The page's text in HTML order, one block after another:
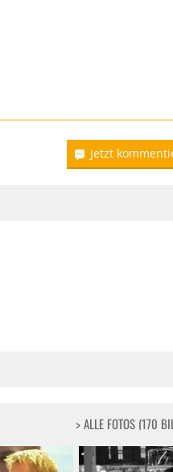
Jetzt
> ALLE FOTOS (170